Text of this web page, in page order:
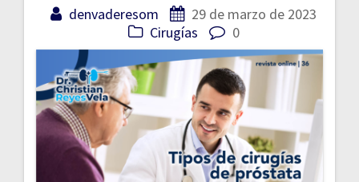
denvaderesom
29 de marzo de 2023
Cirugías
0
entradas